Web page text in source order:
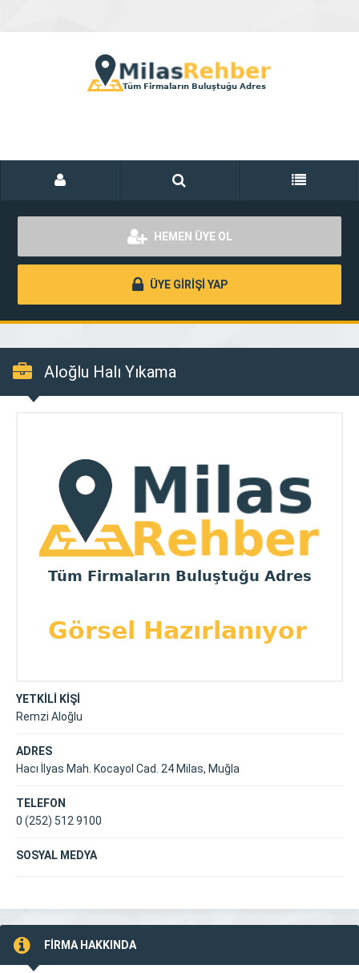
HEMEN ÜYE OL
ÜYE GİRİŞİ YAP
Aloğlu Halı Yıkama
YETKİLİ KİŞİ
Remzi Aloğlu
ADRES
Hacı İlyas Mah. Kocayol Cad. 24 Milas, Muğla
TELEFON
0 (252) 512 9100
SOSYAL MEDYA
FİRMA HAKKINDA